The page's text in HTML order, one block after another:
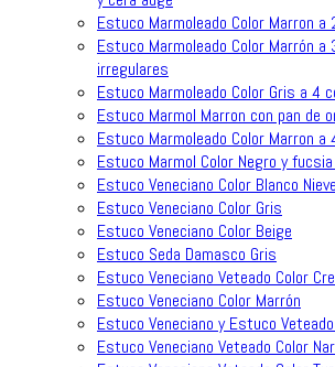
Estuco Marmoleado Color Marron a
Estuco Marmoleado Color Marrón
irregulares
Estuco Marmoleado Color Gris a 4
Estuco Marmol Marron con pan de
Estuco Marmoleado Color Marron a
Estuco Marmol Color Negro y
Estuco Veneciano Color Blanco Nieve
Estuco Veneciano Color Gris
Estuco Veneciano Color Beige
Estuco Seda Damasco Gris
Estuco Veneciano Veteado Color
Estuco Veneciano Color Marrón
Estuco Veneciano y Estuco
Estuco Veneciano Veteado Color